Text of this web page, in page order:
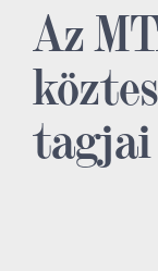
Az
tagjai